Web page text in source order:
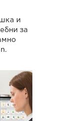
и
за